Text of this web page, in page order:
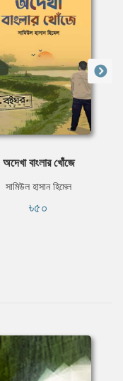
অদেখা বাংলার খোঁজে
সামিউল হাসান হিমেল
৳৫০